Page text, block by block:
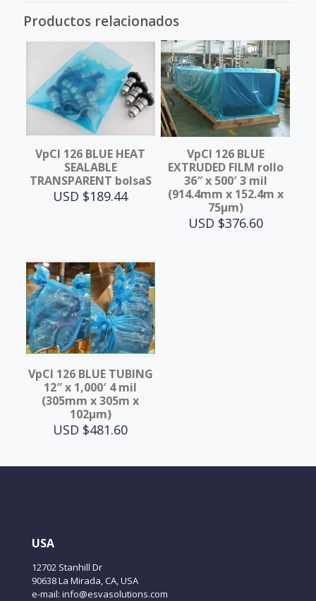
Productos relacionados
VpCI 126 BLUE HEAT
SEALABLE
TRANSPARENT bolsaS
USD $189.44
VpCI 126 BLUE
EXTRUDED FILM rollo
36″ x 500′ 3 mil
(914.4mm x 152.4m x
75μm)
USD $376.60
VpCI 126 BLUE TUBING
12″ x 1,000′ 4 mil
(305mm x 305m x
102μm)
USD $481.60
USA
12702 Stanhill Dr
90638 La Mirada, CA, USA
e-mail: info@esvasolutions.com